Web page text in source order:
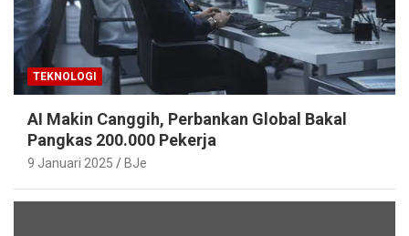
TEKNOLOGI
AI Makin Canggih, Perbankan Global Bakal
Pangkas 200.000 Pekerja
9 Januari 2025 BJe